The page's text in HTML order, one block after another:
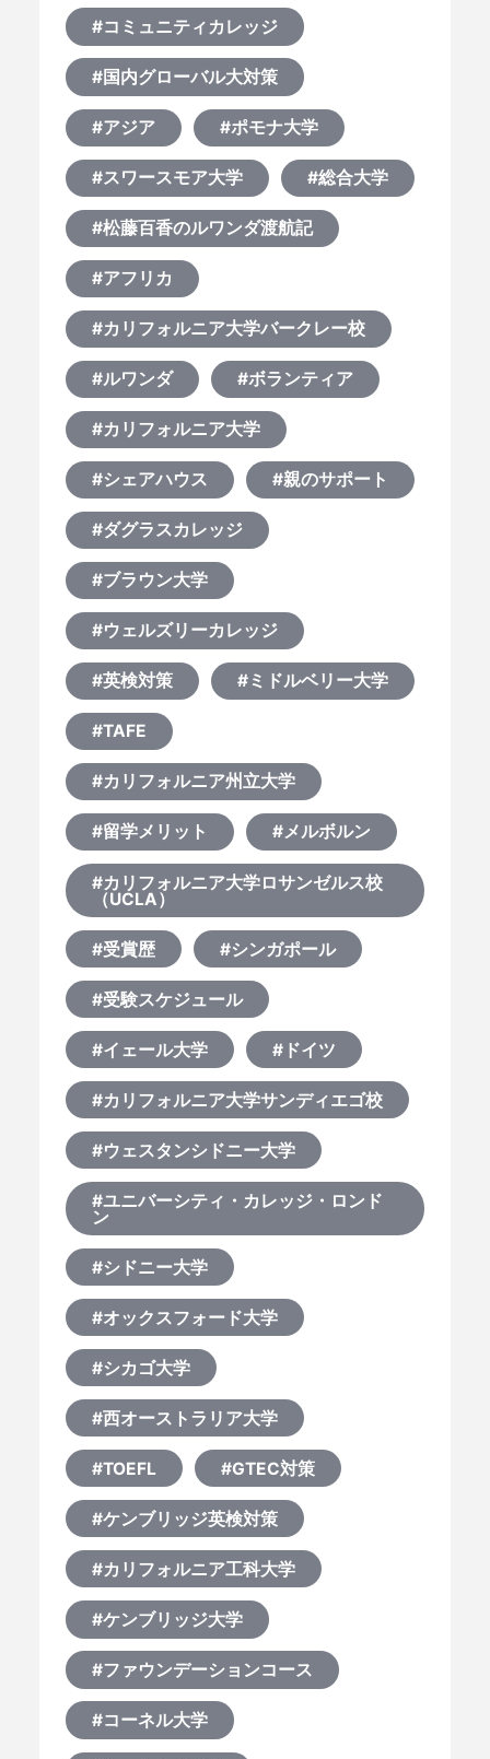
#コミュニティカレッジ
#国内グローバル大対策
#アジア #ポモナ大学
#スワースモア大学 #総合大学
#松藤百香のルワンダ渡航記
#アフリカ
#カリフォルニア大学バークレー校
#ルワンダ #ボランティア
#カリフォルニア大学
#シェアハウス #親のサポート
#ダグラスカレッジ
#ブラウン大学
#ウェルズリーカレッジ
#英検対策 #ミドルベリー大学
#TAFE
#カリフォルニア州立大学
#留学メリット #メルボルン
#カリフォルニア大学ロサンゼルス校
（UCLA）
#受賞歴 #シンガポール
#受験スケジュール
#イェール大学 #ドイツ
#カリフォルニア大学サンディエゴ校
#ウェスタンシドニー大学
#ユニバーシティ・カレッジ・ロンド
ン
#シドニー大学
#オックスフォード大学
#シカゴ大学
#西オーストラリア大学
#TOEFL #GTEC対策
#ケンブリッジ英検対策
#カリフォルニア工科大学
#ケンブリッジ大学
#ファウンデーションコース
#コーネル大学